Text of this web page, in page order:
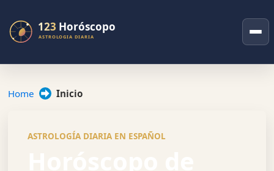
Home Inicio
ASTROLOGÍA DIARIA EN ESPAÑOL